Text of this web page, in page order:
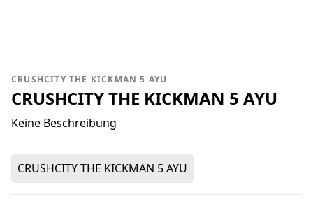
CRUSHCITY THE KICKMAN 5 AYU
CRUSHCITY THE KICKMAN 5 AYU
Keine Beschreibung
CRUSHCITY THE KICKMAN 5 AYU